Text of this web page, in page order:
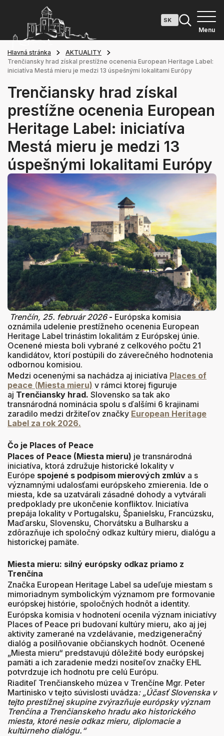
Menu
Hlavná stránka
AKTUALITY
Trenčiansky hrad získal prestížne ocenenia European Heritage Label:
iniciatíva Mestá mieru je medzi 13 úspešnými lokalitami Európy
Trenčiansky hrad získal
prestížne ocenenia European
Heritage Label: iniciatíva
Mestá mieru je medzi 13
úspešnými lokalitami Európy
Trenčín, 25. február 2026 - Európska komisia
oznámila udelenie prestížneho ocenenia European
Heritage Label trinástim lokalitám z Európskej únie.
Ocenené miesta boli vybrané z celkového počtu 21
kandidátov, ktorí postúpili do záverečného hodnotenia
odbornou komisiou.
Medzi ocenenými sa nachádza aj iniciatíva Places of
peace (Miesta mieru) v rámci ktorej figuruje
aj Trenčiansky hrad. Slovensko sa tak ako
transnárodná nominácia spolu s ďalšími 6 krajinami
zaradilo medzi držiteľov značky European Heritage
Label za rok 2026.
Čo je Places of Peace
Places of Peace (Miesta mieru) je transnárodná
iniciatíva, ktorá združuje historické lokality v
Európe spojené s podpisom mierových zmlúv a s
významnými udalosťami európskeho zmierenia. Ide o
miesta, kde sa uzatvárali zásadné dohody a vytvárali
predpoklady pre ukončenie konfliktov. Iniciatíva
prepája lokality v Portugalsku, Španielsku, Francúzsku,
Maďarsku, Slovensku, Chorvátsku a Bulharsku a
zdôrazňuje ich spoločný odkaz kultúry mieru, dialógu a
historickej pamäte.
Miesta mieru: silný európsky odkaz priamo z
Trenčína
Značka European Heritage Label sa udeľuje miestam s
mimoriadnym symbolickým významom pre formovanie
európskej histórie, spoločných hodnôt a identity.
Európska komisia v hodnotení ocenila význam iniciatívy
Places of Peace pri budovaní kultúry mieru, ako aj jej
aktivity zamerané na vzdelávanie, medzigeneračný
dialóg a posilňovanie občianskych hodnôt. Ocenené
„Miesta mieru“ predstavujú dôležité body európskej
pamäti a ich zaradenie medzi nositeľov značky EHL
potvrdzuje ich hodnotu pre celú Európu.
Riaditeľ Trenčianskeho múzea v Trenčíne Mgr. Peter
Martinisko v tejto súvislosti uvádza: „Účasť Slovenska v
tejto prestížnej skupine zvýrazňuje európsky význam
Trenčína a Trenčianskeho hradu ako historického
miesta, ktoré nesie odkaz mieru, diplomacie a
kultúrneho dialógu.“